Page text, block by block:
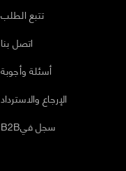
تتبع الطلب
اتصل بنا
أسئلة وأجوبة
الإرجاع والاسترداد
B2Bسجل في